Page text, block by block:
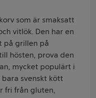
som är smaksatt
vitlök. Den har en
på grillen på
hösten, prova den
mycket populärt i
bara svenskt kött
fri från gluten,